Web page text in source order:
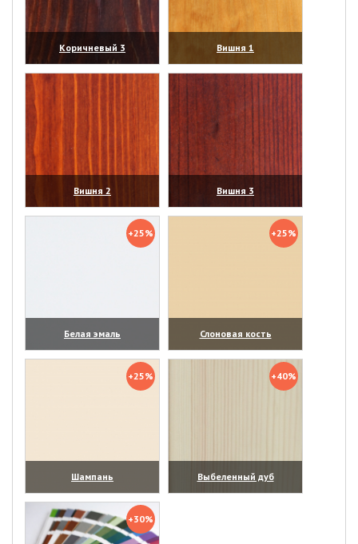
Коричневый 3
(увеличить)
Вишня 1
(увеличить)
Вишня 2
(увеличить)
Вишня 3
(увеличить)
+25%
Белая эмаль
(увеличить)
+25%
Слоновая кость
(увеличить)
+25%
Шампань
(увеличить)
+40%
Выбеленный дуб
(увеличить)
+30%